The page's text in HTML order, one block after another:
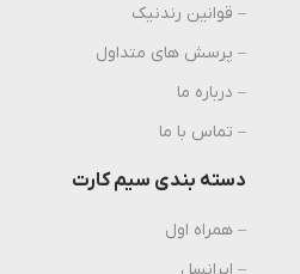
– قوانین رندنیک
– پرسش های متداول
– درباره ما
– تماس با ما
دسته بندی سیم کارت
– همراه اول
– ایرانسل